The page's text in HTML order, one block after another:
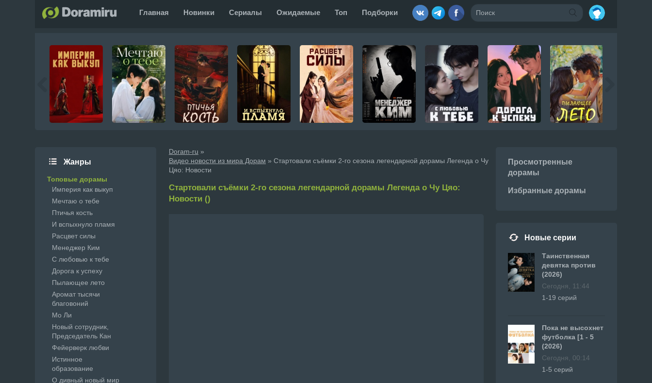
Главная Новинки Сериалы Ожидаемые Топ Подборки
Doram-ru »
Видео новости из мира Дорам » Стартовали съёмки 2-го сезона легендарной дорамы Легенда о Чу
Цяо: Новости
Стартовали съёмки 2-го сезона легендарной дорамы Легенда о Чу Цяо:
Новости ()
Жанры
Топовые дорамы
Империя как выкуп
Мечтаю о тебе
Птичья кость
И вспыхнуло пламя
Расцвет силы
Менеджер Ким
С любовью к тебе
Дорога к успеху
Пылающее лето
Аромат тысячи
благовоний
Мо Ли
Новый сотрудник,
Председатель Кан
Фейерверк любви
Истинное
образование
О дивный новый мир
Просмотренные
дорамы
Избранные дорамы
Новые серии
Таинственная
девятка против
(2026)
Сегодня, 11:44
1-19 серий
Пока не высохнет
футболка [1 - 5
(2026)
Сегодня, 00:14
1-5 серий